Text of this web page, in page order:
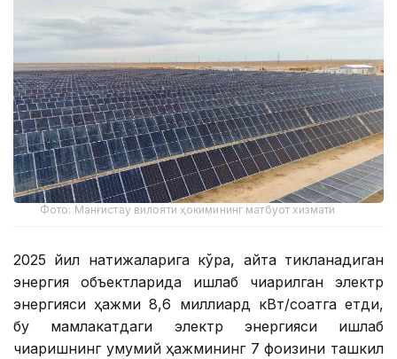
Фото: Манғистау вилояти ҳокимининг матбуот хизмати
2025 йил натижаларига кўра, қайта тикланадиган
энергия объектларида ишлаб чиқарилган электр
энергияси ҳажми 8,6 миллиард кВт/соатга етди,
бу мамлакатдаги электр энергияси ишлаб
чиқаришнинг умумий ҳажмининг 7 фоизини ташкил